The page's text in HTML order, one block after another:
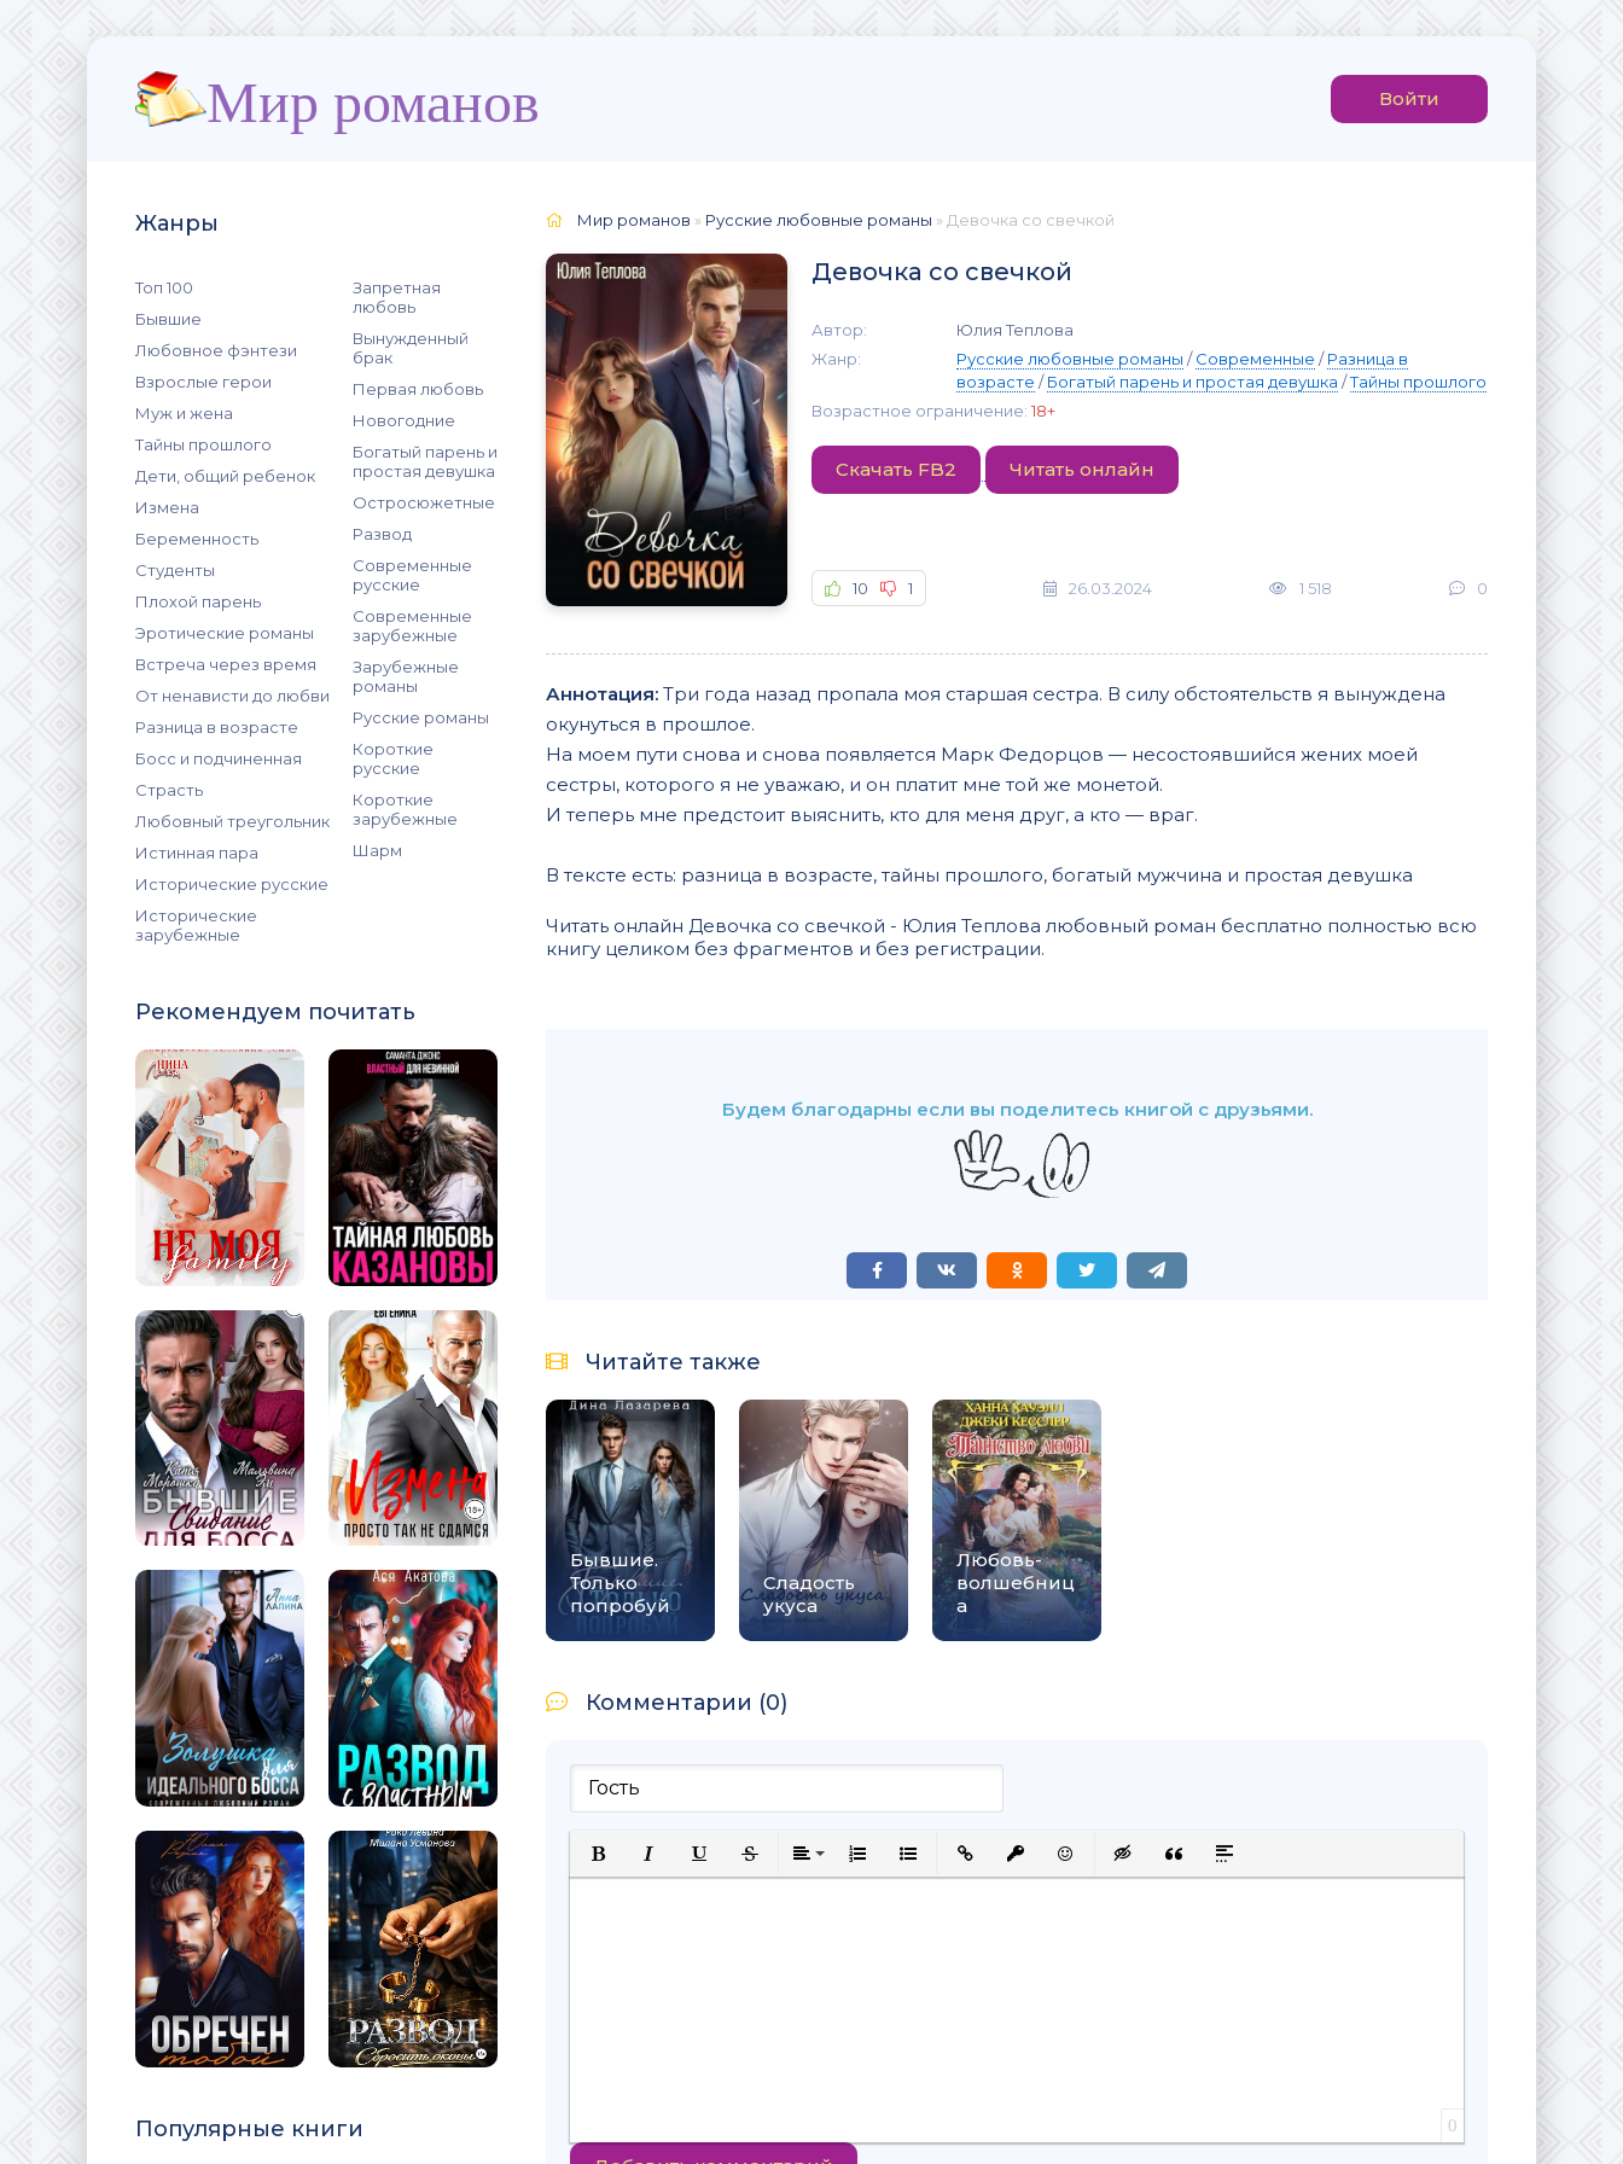
Мир романов Войти
Жанры
Топ 100
Бывшие
Любовное фэнтези
Взрослые герои
Муж и жена
Тайны прошлого
Дети, общий ребенок
Измена
Беременность
Студенты
Плохой парень
Эротические романы
Встреча через время
От ненависти до любви
Разница в возрасте
Босс и подчиненная
Страсть
Любовный треугольник
Истинная пара
Исторические русские
Исторические
зарубежные
Запретная
любовь
Вынужденный
брак
Первая любовь
Новогодние
Богатый парень и
простая девушка
Остросюжетные
Развод
Современные
русские
Современные
зарубежные
Зарубежные
романы
Русские романы
Короткие
русские
Короткие
зарубежные
Шарм
Рекомендуем почитать
Популярные книги
Мир романов » Русские любовные романы » Девочка со свечкой
Девочка со свечкой
Автор:
Юлия Теплова
Жанр:
Русские любовные романы /Современные /Разница в
возрасте /Богатый парень и простая девушка /Тайны прошлого
Возрастное ограничение: 18+
Скачать FB2 Читать онлайн
10 1 26.03.2024 1 518 0
Аннотация: Три года назад пропала моя старшая сестра. В силу обстоятельств я вынуждена
окунуться в прошлое.
На моем пути снова и снова появляется Марк Федорцов — несостоявшийся жених моей
сестры, которого я не уважаю, и он платит мне той же монетой.
И теперь мне предстоит выяснить, кто для меня друг, а кто — враг.
В тексте есть: разница в возрасте, тайны прошлого, богатый мужчина и простая девушка
Читать онлайн Девочка со свечкой - Юлия Теплова любовный роман бесплатно полностью всю
книгу целиком без фрагментов и без регистрации.
Будем благодарны если вы поделитесь книгой с друзьями.
Читайте также
Бывшие.
Только
попробуй
Сладость
укуса
Любовь-
волшебниц
а
Комментарии (0)
Полужирный
КурсивПодчеркнутый
ЗачеркнутыйВыравнивание
Нумерованный список
Маркированный список
Вставить ссылку
Вставить защищенную ссылку
Вставить смайлик
Вставка скрытого текста
Вставка цитаты
Вставка спойлера
0